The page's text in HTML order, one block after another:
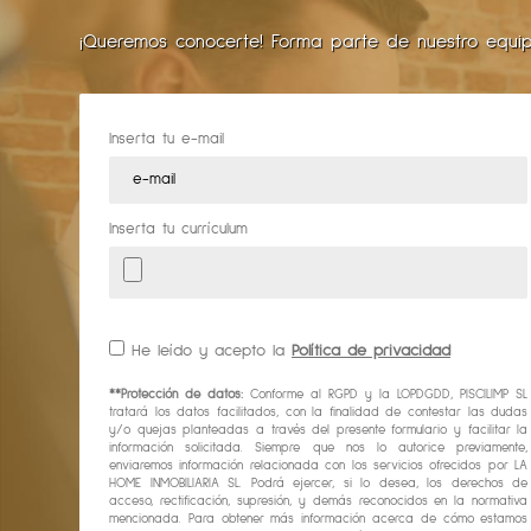
¡Queremos conocerte! Forma parte de nuestro
Inserta tu e-mail
Inserta tu currículum
He leído y acepto la Política de privacidad
**Protección de datos: Conforme al RGPD y la LOPDGDD, PISCILIMP SL
tratará los datos facilitados, con la finalidad de contestar las dudas
y/o quejas planteadas a través del presente formulario y facilitar la
información solicitada. Siempre que nos lo autorice previamente,
enviaremos información relacionada con los servicios ofrecidos por LA
HOME INMOBILIARIA SL. Podrá ejercer, si lo desea, los derechos de
acceso, rectificación, supresión, y demás reconocidos en la normativa
mencionada. Para obtener más información acerca de cómo estamos